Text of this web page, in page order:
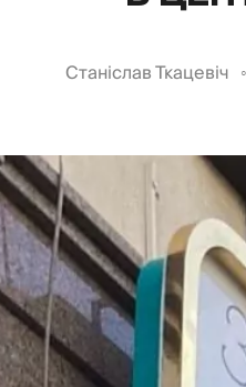
Станіслав Ткацевіч